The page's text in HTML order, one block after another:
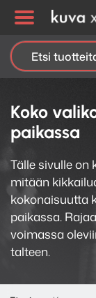
Etsi:
Koko
paikassa
Tälle sivulle
mitään
kokonaisuutta
paikassa.
voimassa
talteen.